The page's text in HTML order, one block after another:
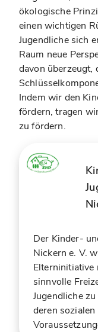
ökologische
einen wichtigen
Jugendliche sich
Raum neue
davon
Indem wir den
fördern, tragen
zu fördern.
Der Kinder-
Nickern e. V.
Elterninitiative
sinnvolle
Jugendliche
deren